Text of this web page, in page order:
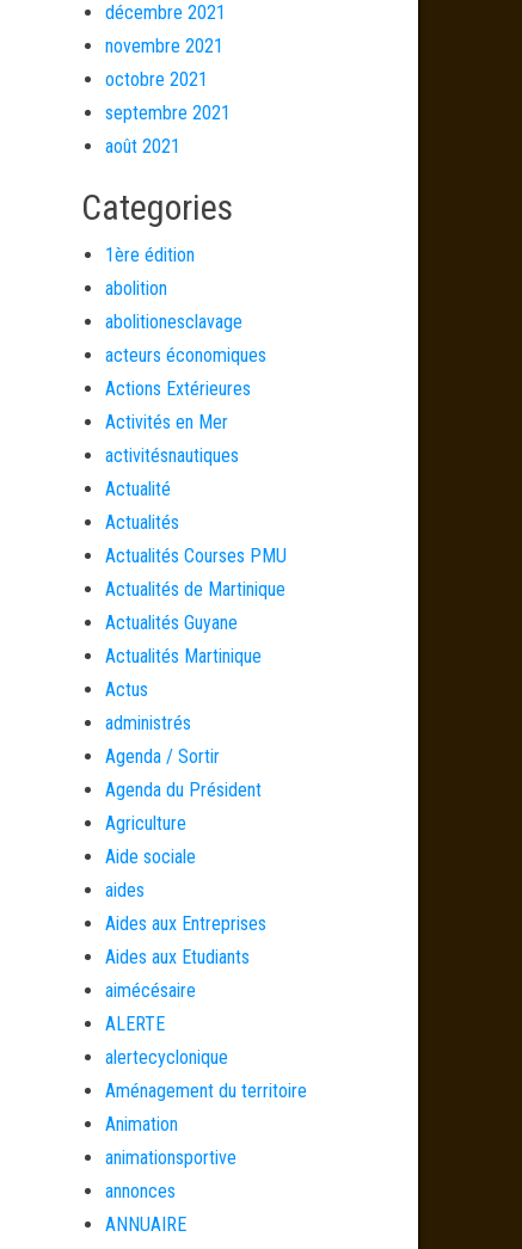
décembre 2021
novembre 2021
octobre 2021
septembre 2021
août 2021
Categories
1ère édition
abolition
abolitionesclavage
acteurs économiques
Actions Extérieures
Activités en Mer
activitésnautiques
Actualité
Actualités
Actualités Courses PMU
Actualités de Martinique
Actualités Guyane
Actualités Martinique
Actus
administrés
Agenda / Sortir
Agenda du Président
Agriculture
Aide sociale
aides
Aides aux Entreprises
Aides aux Etudiants
aimécésaire
ALERTE
alertecyclonique
Aménagement du territoire
Animation
animationsportive
annonces
ANNUAIRE